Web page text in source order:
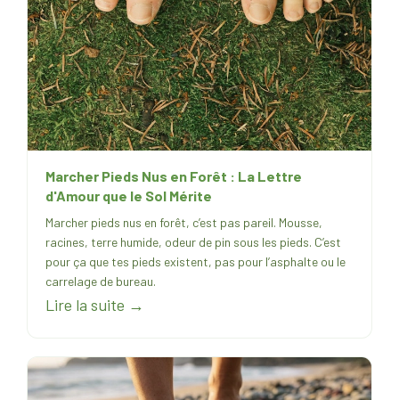
Marcher Pieds Nus en Forêt : La Lettre
d'Amour que le Sol Mérite
Marcher pieds nus en forêt, c’est pas pareil. Mousse,
racines, terre humide, odeur de pin sous les pieds. C’est
pour ça que tes pieds existent, pas pour l’asphalte ou le
carrelage de bureau.
Lire la suite →